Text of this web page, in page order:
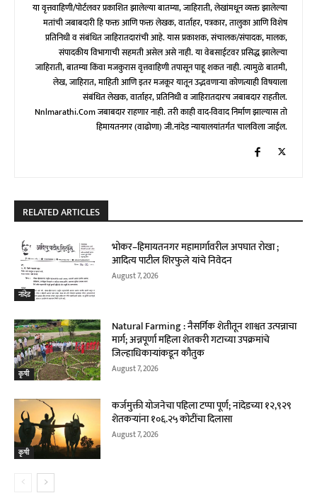
या वृत्तवाहिणी/पोर्टलवर प्रकाशित झालेल्या बातम्या, जाहिराती, लेखांमधून व्यक्त झालेल्या
मतांची जबाबदारी हि फक्त आणि फक्त लेखक, वार्ताहर, पत्रकार, तालुका आणि विशेष
प्रतिनिधी व संबंधित जाहिरातदारांची आहे. यास प्रकाशक, संचालक/संपादक, मालक,
संपादकीय विभागाची सहमती असेल असे नाही. या वेबसाईटवर प्रसिद्ध झालेल्या
जाहिराती, बातम्या किंवा मजकुरास वृत्तवाहिणी तपासून पाहू शकत नाही. त्यामुळे बातमी,
लेख, जाहिरात, माहिती आणि इतर मजकूर यातून उद्भवणाऱ्या कोणत्याही विषयाला
संबंधित लेखक, वार्ताहर, प्रतिनिधी व जाहिरातदारच जबाबदार राहतील.
Nnlmarathi.com जबाबदार राहणार नाही. तरी काही वाद-विवाद निर्माण झाल्यास तो
हिमायतनगर (वाढोणा) जी.नांदेड न्यायालयांतर्गत चालविला जाईल.
RELATED ARTICLES
नांदेड
भोकर–हिमायतनगर महामार्गावरील अपघात रोखा ;
आदित्य पाटील शिरफुले यांचे निवेदन
August 7, 2026
कृषी
Natural Farming : नैसर्गिक शेतीतून शाश्वत उत्पन्नाचा
मार्ग; अन्नपूर्णा महिला शेतकरी गटाच्या उपक्रमांचे
जिल्हाधिकाऱ्यांकडून कौतुक
August 7, 2026
कृषी
कर्जमुक्ती योजनेचा पहिला टप्पा पूर्ण; नांदेडच्या १२,९२९
शेतकऱ्यांना १०६.२५ कोटींचा दिलासा
August 7, 2026